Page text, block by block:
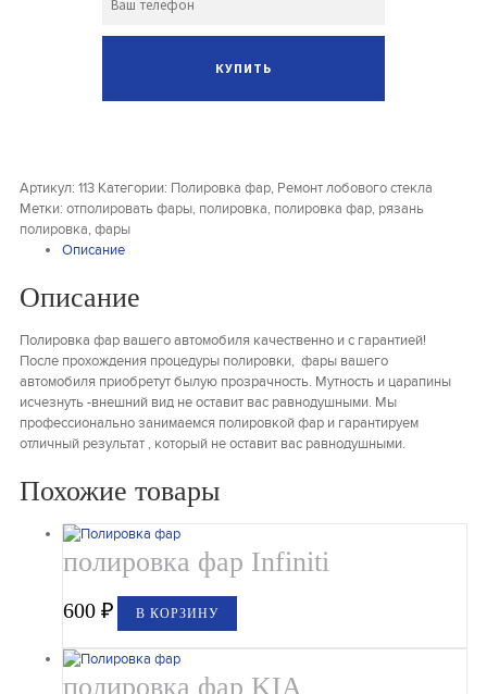
Артикул:113 Категории: Полировка фар, Ремонт лобового стекла
Метки:отполировать фары, полировка, полировка фар, рязань
полировка,фары
Описание
Описание
Полировка фар вашего автомобиля качественно и с гарантией!
После прохождения процедуры полировки, фары вашего
автомобиля приобретут былую прозрачность. Мутность и царапины
исчезнуть -внешний вид не оставит вас равнодушными. Мы
профессионально занимаемся полировкой фар и гарантируем
отличный результат , который не оставит вас равнодушными.
Похожие товары
полировка фар Infiniti
600₽ В КОРЗИНУ
полировка фар KIA